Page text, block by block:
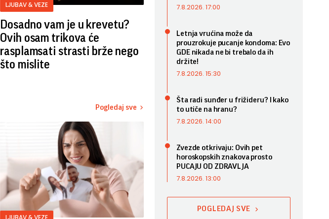
LJUBAV & VEZE
Dosadno vam je u krevetu?
Ovih osam trikova će
rasplamsati strasti brže nego
što mislite
Pogledaj sve
LJUBAV & VEZE
7.8.2026. 17:00
Letnja vrućina može da
prouzrokuje pucanje kondoma: Evo
GDE nikada ne bi trebalo da ih
držite!
7.8.2026. 15:30
Šta radi sunđer u frižideru? I kako
to utiče na hranu?
7.8.2026. 14:00
Zvezde otkrivaju: Ovih pet
horoskopskih znakova prosto
PUCAJU OD ZDRAVLJA
7.8.2026. 13:00
POGLEDAJ SVE